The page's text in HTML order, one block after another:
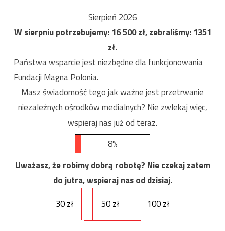
Sierpień 2026
W sierpniu potrzebujemy:16 500zł, zebraliśmy:1351
zł.
Państwa wsparcie jest niezbędne dla funkcjonowania
Fundacji Magna Polonia.
Masz świadomość tego jak ważne jest przetrwanie
niezależnych ośrodków medialnych? Nie zwlekaj więc,
wspieraj nas już od teraz.
8%
Uważasz, że robimy dobrą robotę? Nie czekaj zatem
do jutra, wspieraj nas od dzisiaj.
30 zł
50 zł 100 zł